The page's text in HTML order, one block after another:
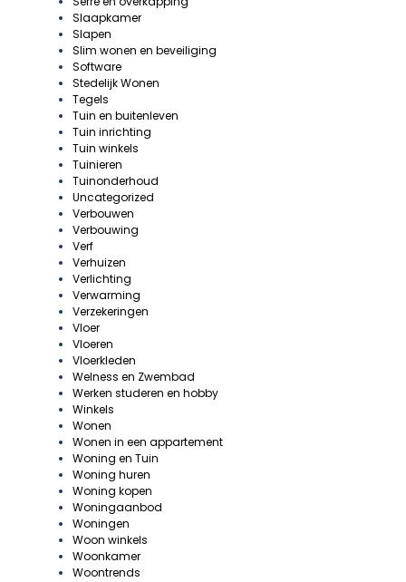
Slaapkamer
Slapen
Slim wonen en beveiliging
Software
Stedelijk Wonen
Tegels
Tuin en buitenleven
Tuin inrichting
Tuin winkels
Tuinieren
Tuinonderhoud
Uncategorized
Verbouwen
Verbouwing
Verf
Verhuizen
Verlichting
Verwarming
Verzekeringen
Vloer
Vloeren
Vloerkleden
Welness en Zwembad
Werken studeren en hobby
Winkels
Wonen
Wonen in een appartement
Woning en Tuin
Woning huren
Woning kopen
Woningaanbod
Woningen
Woon winkels
Woonkamer
Woontrends